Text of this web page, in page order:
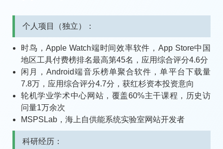
个人项目（独立）：
时鸟，Apple Watch端时间效率软件，App Store中国
地区工具付费榜排名最高第45名，应用综合评分4.6分
闲月，Android端音乐榜单聚合软件，单平台下载量
7.8万，应用综合评分4.7分，获红杉资本投资意向
轮机学业学术中心网站，覆盖60%主干课程，历史访
问量1万余次
MSPSLab，海上自供能系统实验室网站开发者
科研经历：